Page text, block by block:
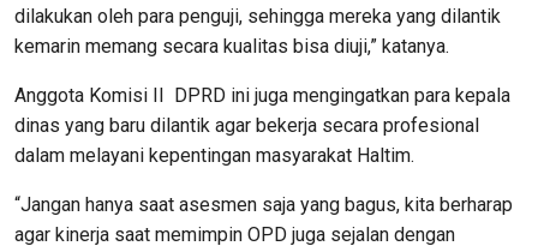
dilakukan oleh para penguji, sehingga mereka yang dilantik
kemarin memang secara kualitas bisa diuji,” katanya.
Anggota Komisi II DPRD ini juga mengingatkan para kepala
dinas yang baru dilantik agar bekerja secara profesional
dalam melayani kepentingan masyarakat Haltim.
“Jangan hanya saat asesmen saja yang bagus, kita berharap
agar kinerja saat memimpin OPD juga sejalan dengan